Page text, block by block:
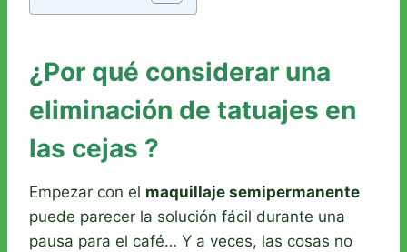
¿Por qué considerar una
eliminación de tatuajes en
las cejas ?
Empezar con el maquillaje semipermanente
puede parecer la solución fácil durante una
pausa para el café… Y a veces, las cosas no